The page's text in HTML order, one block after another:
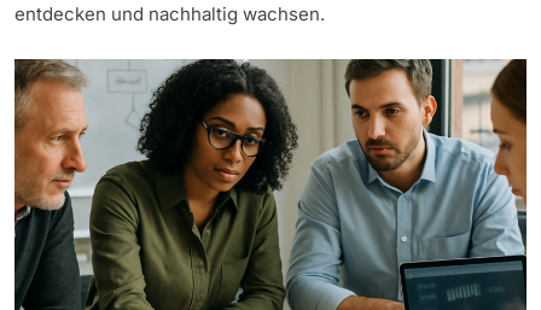
entdecken und nachhaltig wachsen.